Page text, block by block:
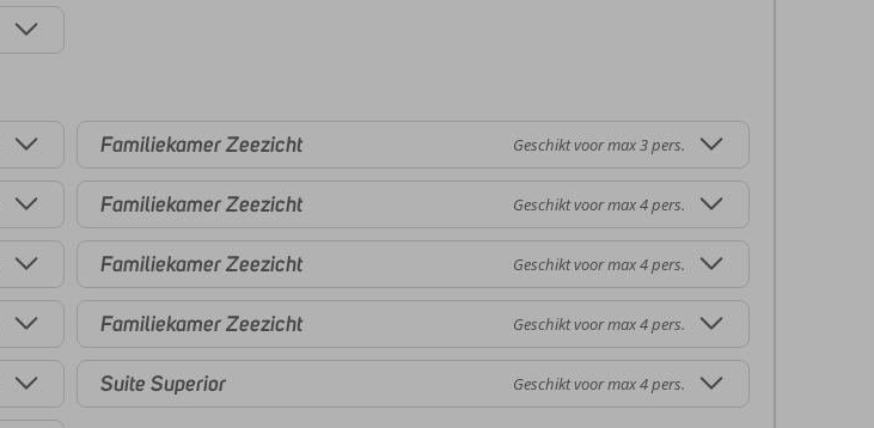
Familiekamer Zeezicht Geschikt voor max 3 pers.
Familiekamer Zeezicht Geschikt voor max 4 pers.
Familiekamer Zeezicht Geschikt voor max 4 pers.
Familiekamer Zeezicht Geschikt voor max 4 pers.
Suite Superior Geschikt voor max 4 pers.